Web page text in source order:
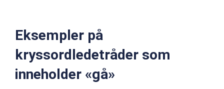
Eksempler på
kryssordledetråder som
inneholder «gå»